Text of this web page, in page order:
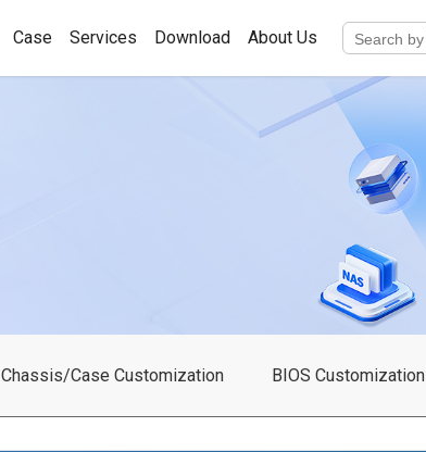
Case Services Download About Us
Chassis/Case Customization BIOS Customization